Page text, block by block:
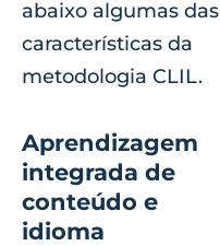
abaixo algumas das
características da
metodologia CLIL.
Aprendizagem
integrada de
conteúdo e
idioma